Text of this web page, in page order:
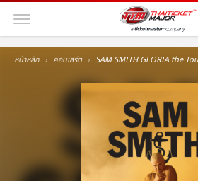
หน้าหลัก คอนเสิร์ต SAM SMITH GLORIA the